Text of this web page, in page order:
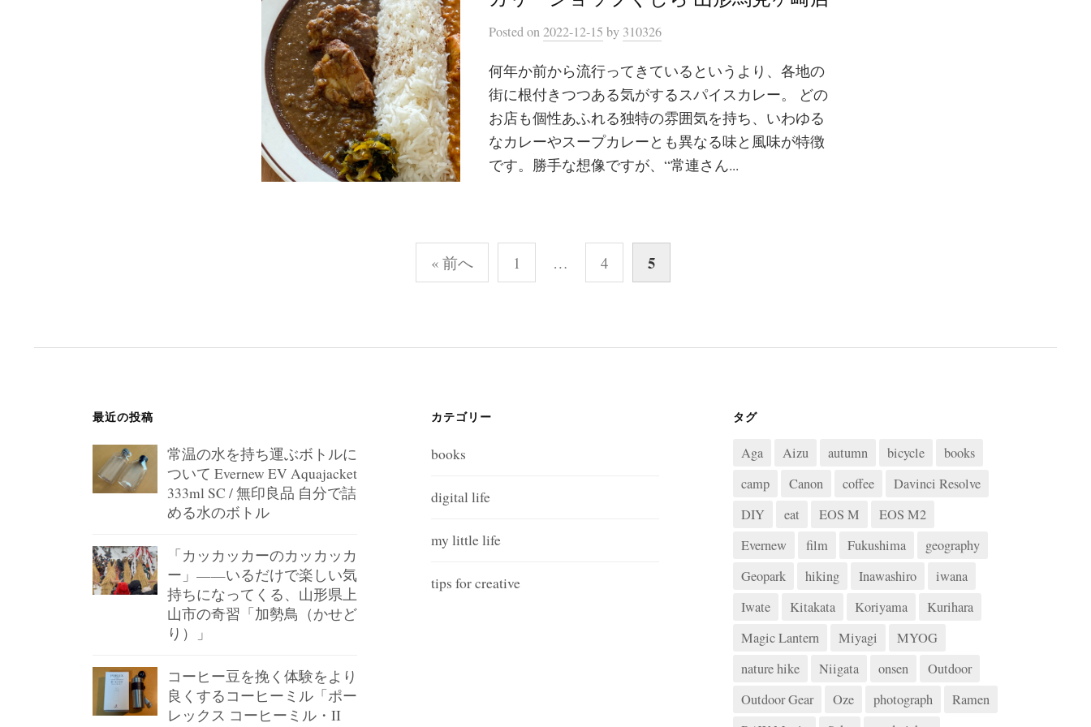
Postedon2022-12-15 by 310326
何年か前から流行ってきているというより、各地の
街に根付きつつある気がするスパイスカレー。 どの
お店も個性あふれる独特の雰囲気を持ち、いわゆる
なカレーやスープカレーとも異なる味と風味が特徴
です。勝手な想像ですが、“常連さん...
り
« 前へ 1 … 4 5
最近の投稿
常温の水を持ち運ぶボトルに
ついて Evernew EV Aquajacket
333ml SC / 無印良品 自分で詰
める水のボトル
「カッカッカーのカッカッカ
ー」——いるだけで楽しい気
持ちになってくる、山形県上
山市の奇習「加勢鳥（かせど
り）」
コーヒー豆を挽く体験をより
良くするコーヒーミル「ポー
レックス コーヒーミル・II
カテゴリー
books
digital life
my little life
tips for creative
タグ
Aga Aizu autumn bicycle
books
camp
Canon coffee
Davinci Resolve
DIY
eat EOS M
EOS M2
Evernew
film Fukushima
geography
Geopark
hiking Inawashiro
iwana
Iwate
Kitakata Koriyama
Kurihara
Magic Lantern
Miyagi
MYOG
nature hike
Niigata onsen
Outdoor
Outdoor Gear
Oze photograph
Ramen